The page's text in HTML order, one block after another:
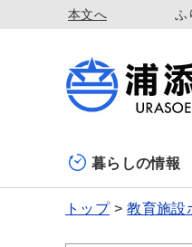
本文へ ふ
暮らしの情報
トップ 教育施設